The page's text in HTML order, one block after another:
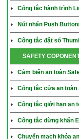
Công tắc hành trình
Nút nhấn Push
Công tắc đặt số
SAFETY
Cảm biến an toàn
Công tắc cửa an
Công tắc giới hạn an
Công tắc dừng khẩn
Chuyển mạch khóa